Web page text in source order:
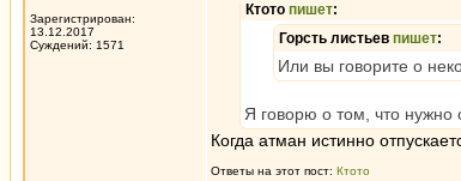
Зарегистрирован:
13.12.2017
Суждений: 1571
Ктото пишет:
Горсть листьев пишет:
Или вы говорите о
Я говорю о том, что нужно
Когда атман истинно
Ответы на этот пост: Ктото